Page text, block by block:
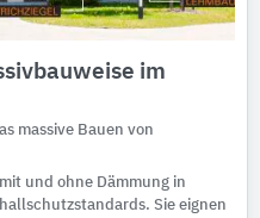
im
massive Bauen von
und ohne Dämmung in
Sie eignen